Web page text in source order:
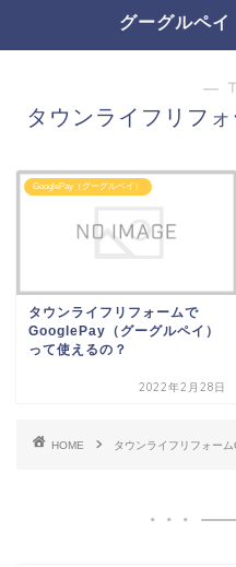
グーグルペイ
―
タウンライフリフ
GooglePay（グーグルペイ）
タウンライフリフォームで
GooglePay（グーグルペイ）
って使えるの？
2022年2月28日
HOME タウンライフリフォー